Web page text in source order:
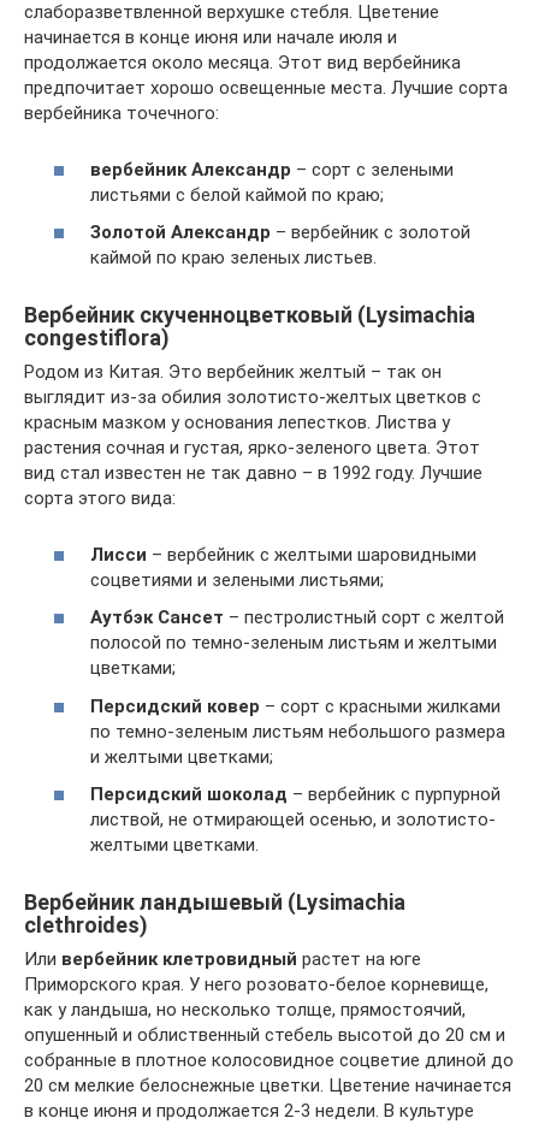
слаборазветвленной верхушке стебля. Цветение
начинается в конце июня или начале июля и
продолжается около месяца. Этот вид вербейника
предпочитает хорошо освещенные места. Лучшие сорта
вербейника точечного:
вербейник Александр – сорт с зелеными
листьями с белой каймой по краю;
Золотой Александр – вербейник с золотой
каймой по краю зеленых листьев.
Вербейник скученноцветковый (Lysimachia
congestiflora)
Родом из Китая. Это вербейник желтый – так он
выглядит из-за обилия золотисто-желтых цветков с
красным мазком у основания лепестков. Листва у
растения сочная и густая, ярко-зеленого цвета. Этот
вид стал известен не так давно – в 1992 году. Лучшие
сорта этого вида:
Лисси – вербейник с желтыми шаровидными
соцветиями и зелеными листьями;
Аутбэк Сансет – пестролистный сорт с желтой
полосой по темно-зеленым листьям и желтыми
цветками;
Персидский ковер – сорт с красными жилками
по темно-зеленым листьям небольшого размера
и желтыми цветками;
Персидский шоколад – вербейник с пурпурной
листвой, не отмирающей осенью, и золотисто-
желтыми цветками.
Вербейник ландышевый (Lysimachia
clethroides)
Или вербейник клетровидный растет на юге
Приморского края. У него розовато-белое корневище,
как у ландыша, но несколько толще, прямостоячий,
опушенный и облиственный стебель высотой до 20 см и
собранные в плотное колосовидное соцветие длиной до
20 см мелкие белоснежные цветки. Цветение начинается
в конце июня и продолжается 2-3 недели. В культуре